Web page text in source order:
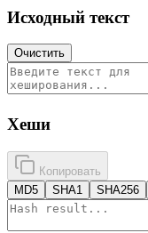
Исходный текст
Очистить
Хеши
Копировать
MD5
SHA1 SHA256